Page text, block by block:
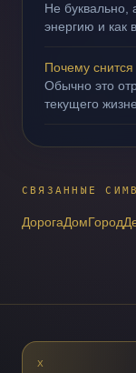
Не буквально,
энергию и как
Почему
Обычно это
текущего
СВЯЗАННЫЕ
ДорогаДомГород
X